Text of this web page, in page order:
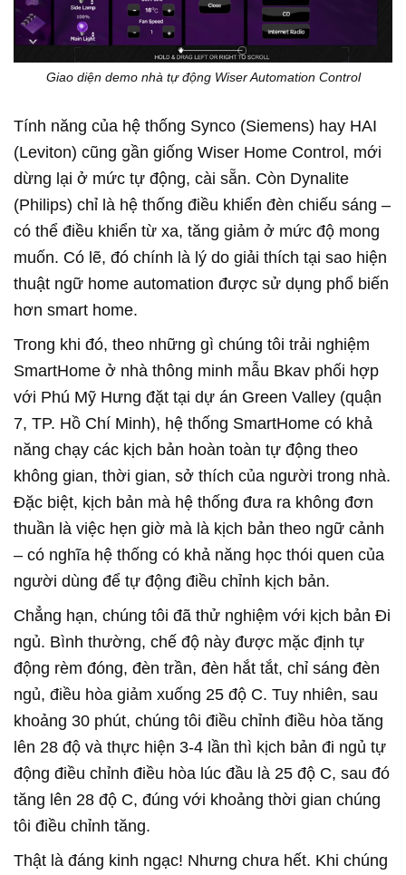
Giao diện demo nhà tự động Wiser Automation Control
Tính năng của hệ thống Synco (Siemens) hay HAI
(Leviton) cũng gần giống Wiser Home Control, mới
dừng lại ở mức tự động, cài sẵn. Còn Dynalite
(Philips) chỉ là hệ thống điều khiển đèn chiếu sáng –
có thể điều khiển từ xa, tăng giảm ở mức độ mong
muốn. Có lẽ, đó chính là lý do giải thích tại sao hiện
thuật ngữ home automation được sử dụng phổ biến
hơn smart home.
Trong khi đó, theo những gì chúng tôi trải nghiệm
SmartHome ở nhà thông minh mẫu Bkav phối hợp
với Phú Mỹ Hưng đặt tại dự án Green Valley (quận
7, TP. Hồ Chí Minh), hệ thống SmartHome có khả
năng chạy các kịch bản hoàn toàn tự động theo
không gian, thời gian, sở thích của người trong nhà.
Đặc biệt, kịch bản mà hệ thống đưa ra không đơn
thuần là việc hẹn giờ mà là kịch bản theo ngữ cảnh
– có nghĩa hệ thống có khả năng học thói quen của
người dùng để tự động điều chỉnh kịch bản.
Chẳng hạn, chúng tôi đã thử nghiệm với kịch bản Đi
ngủ. Bình thường, chế độ này được mặc định tự
động rèm đóng, đèn trần, đèn hắt tắt, chỉ sáng đèn
ngủ, điều hòa giảm xuống 25 độ C. Tuy nhiên, sau
khoảng 30 phút, chúng tôi điều chỉnh điều hòa tăng
lên 28 độ và thực hiện 3-4 lần thì kịch bản đi ngủ tự
động điều chỉnh điều hòa lúc đầu là 25 độ C, sau đó
tăng lên 28 độ C, đúng với khoảng thời gian chúng
tôi điều chỉnh tăng.
Thật là đáng kinh ngạc! Nhưng chưa hết. Khi chúng